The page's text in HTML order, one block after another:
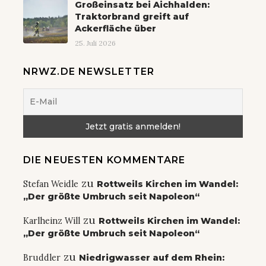
Großeinsatz bei Aichhalden:
Traktorbrand greift auf
Ackerfläche über
25. Juli 2026
NRWZ.DE NEWSLETTER
DIE NEUESTEN KOMMENTARE
Stefan Weidle zu Rottweils Kirchen im Wandel:
„Der größte Umbruch seit Napoleon“
Karlheinz Will zu Rottweils Kirchen im Wandel:
„Der größte Umbruch seit Napoleon“
Bruddler zu Niedrigwasser auf dem Rhein: